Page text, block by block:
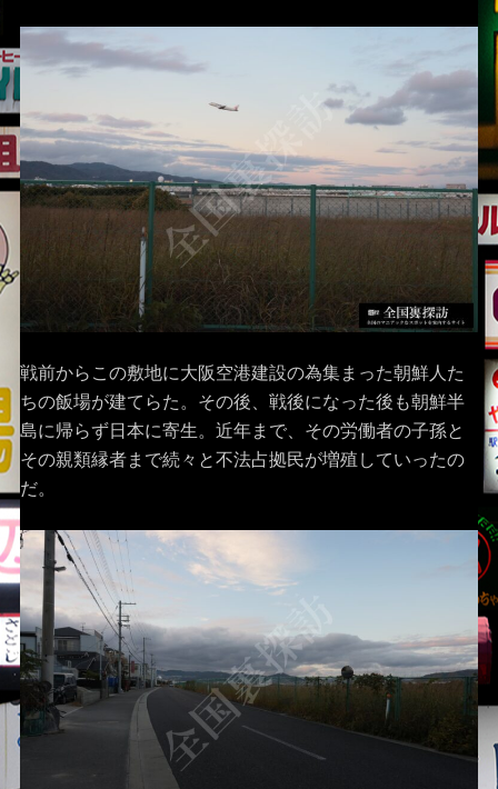
戦前からこの敷地に大阪空港建設の為集まった朝鮮人た
ちの飯場が建てらた。その後、戦後になった後も朝鮮半
島に帰らず日本に寄生。近年まで、その労働者の子孫と
その親類縁者まで続々と不法占拠民が増殖していったの
だ。